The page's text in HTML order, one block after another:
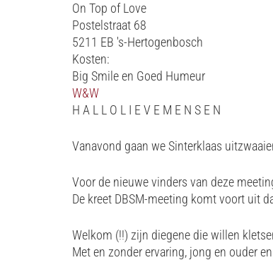
On Top of Love
Postelstraat 68
5211 EB 's-Hertogenbosch
Kosten:
Big Smile en Goed Humeur
W&W
H A L L O L I E V E M E N S E N
Vanavond gaan we Sinterklaas
Voor de nieuwe vinders van deze
De kreet DBSM-meeting komt voort uit
Welkom (!!) zijn diegene die willen
Met en zonder ervaring, jong en ouder